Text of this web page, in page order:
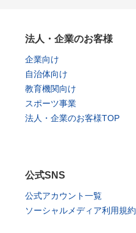
法人・企業のお客様
企業向け
自治体向け
教育機関向け
スポーツ事業
法人・企業のお客様TOP
公式SNS
公式アカウント一覧
ソーシャルメディア利用規約